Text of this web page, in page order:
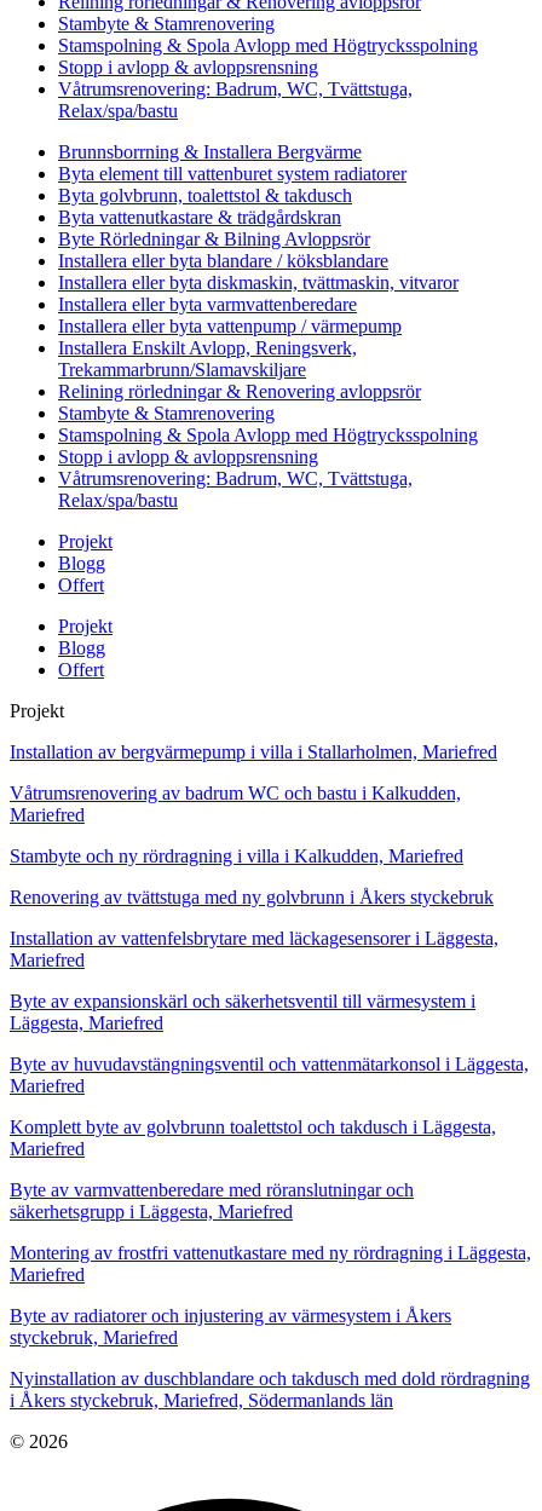
Stambyte & Stamrenovering
Stamspolning & Spola Avlopp med Högtrycksspolning
Stopp i avlopp & avloppsrensning
Våtrumsrenovering: Badrum, WC, Tvättstuga,
Relax/spa/bastu
Brunnsborrning & Installera Bergvärme
Byta element till vattenburet system radiatorer
Byta golvbrunn, toalettstol & takdusch
Byta vattenutkastare & trädgårdskran
Byte Rörledningar & Bilning Avloppsrör
Installera eller byta blandare / köksblandare
Installera eller byta diskmaskin, tvättmaskin, vitvaror
Installera eller byta varmvattenberedare
Installera eller byta vattenpump / värmepump
Installera Enskilt Avlopp, Reningsverk,
Trekammarbrunn/Slamavskiljare
Relining rörledningar & Renovering avloppsrör
Stambyte & Stamrenovering
Stamspolning & Spola Avlopp med Högtrycksspolning
Stopp i avlopp & avloppsrensning
Våtrumsrenovering: Badrum, WC, Tvättstuga,
Relax/spa/bastu
Projekt
Blogg
Offert
Projekt
Blogg
Offert
Projekt
Installation av bergvärmepump i villa i Stallarholmen, Mariefred
Våtrumsrenovering av badrum WC och bastu i Kalkudden,
Mariefred
Stambyte och ny rördragning i villa i Kalkudden, Mariefred
Renovering av tvättstuga med ny golvbrunn i Åkers styckebruk
Installation av vattenfelsbrytare med läckagesensorer i Läggesta,
Mariefred
Byte av expansionskärl och säkerhetsventil till värmesystem i
Läggesta, Mariefred
Byte av huvudavstängningsventil och vattenmätarkonsol i Läggesta,
Mariefred
Komplett byte av golvbrunn toalettstol och takdusch i Läggesta,
Mariefred
Byte av varmvattenberedare med röranslutningar och
säkerhetsgrupp i Läggesta, Mariefred
Montering av frostfri vattenutkastare med ny rördragning i Läggesta,
Mariefred
Byte av radiatorer och injustering av värmesystem i Åkers
styckebruk, Mariefred
Nyinstallation av duschblandare och takdusch med dold rördragning
i Åkers styckebruk, Mariefred, Södermanlands län
© 2026